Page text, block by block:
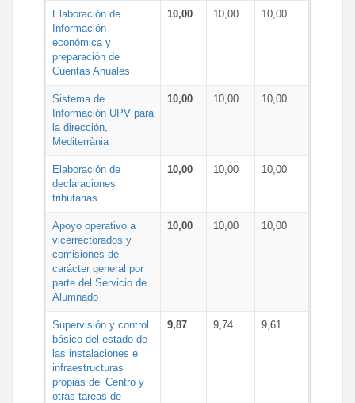
Elaboración de
Información
económica y
preparación de
Cuentas Anuales
10,00 10,00 10,00
Sistema de
Información UPV para
la dirección,
Mediterrània
10,00 10,00 10,00
Elaboración de
declaraciones
tributarias
10,00 10,00 10,00
Apoyo operativo a
vicerrectorados y
comisiones de
carácter general por
parte del Servicio de
Alumnado
10,00 10,00 10,00
Supervisión y control
básico del estado de
las instalaciones e
infraestructuras
propias del Centro y
otras tareas de
9,87 9,74 9,61